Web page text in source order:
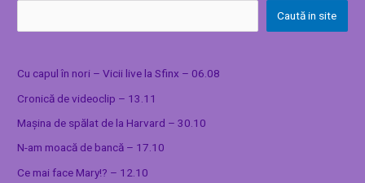
Caută in site
Cu capul în nori – Vicii live la Sfinx – 06.08
Cronică de videoclip – 13.11
Mașina de spălat de la Harvard – 30.10
N-am moacă de bancă – 17.10
Ce mai face Mary!? – 12.10